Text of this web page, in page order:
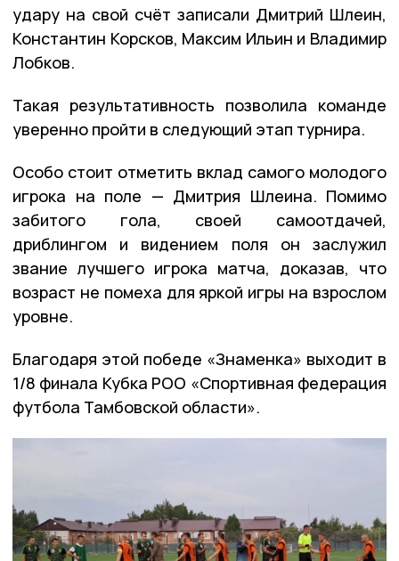
удару на свой счёт записали Дмитрий Шлеин,
Константин Корсков, Максим Ильин и Владимир
Лобков.
Такая результативность позволила команде
уверенно пройти в следующий этап турнира.
Особо стоит отметить вклад самого молодого
игрока на поле — Дмитрия Шлеина. Помимо
забитого гола, своей самоотдачей,
дриблингом и видением поля он заслужил
звание лучшего игрока матча, доказав, что
возраст не помеха для яркой игры на взрослом
уровне.
Благодаря этой победе «Знаменка» выходит в
1/8 финала Кубка РОО «Спортивная федерация
футбола Тамбовской области».